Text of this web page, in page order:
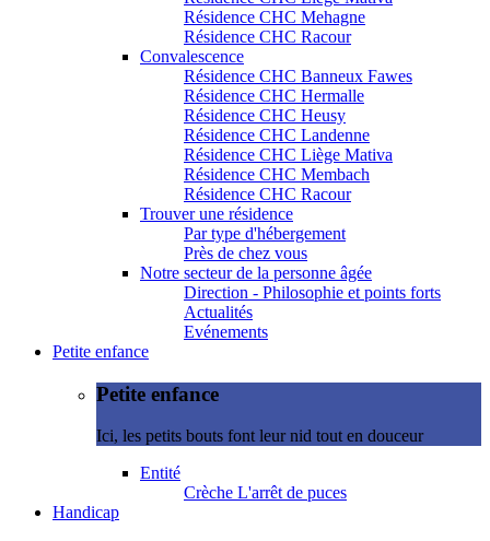
Résidence CHC Mehagne
Résidence CHC Racour
Convalescence
Résidence CHC Banneux Fawes
Résidence CHC Hermalle
Résidence CHC Heusy
Résidence CHC Landenne
Résidence CHC Liège Mativa
Résidence CHC Membach
Résidence CHC Racour
Trouver une résidence
Par type d'hébergement
Près de chez vous
Notre secteur de la personne âgée
Direction - Philosophie et points forts
Actualités
Evénements
Petite enfance
Petite enfance
Ici, les petits bouts font leur nid tout en douceur
Entité
Crèche L'arrêt de puces
Handicap